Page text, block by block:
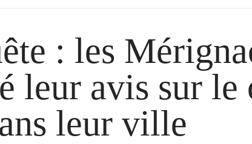
: les
leur avis sur le
leur ville